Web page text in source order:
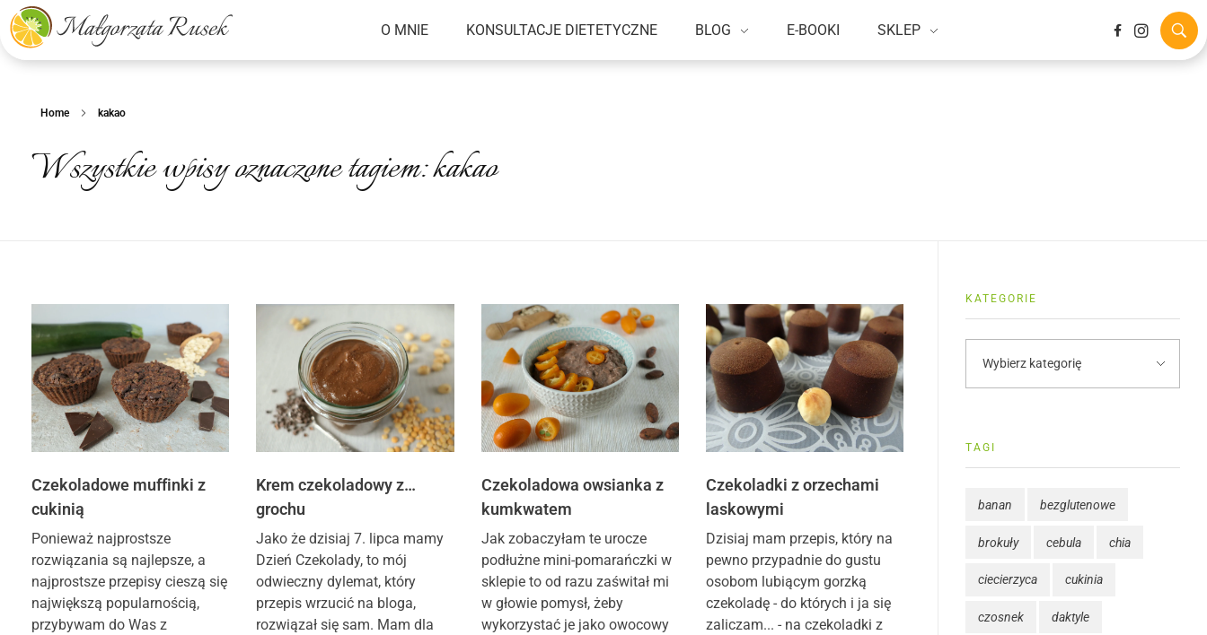
Małgorzata Rusek - dietetyk z pasją
Dietetyka kliniczna & Psychodietetyka
O MNIE KONSULTACJE DIETETYCZNE BLOG E-BOOKI SKLEP
Home kakao
Wszystkie wpisy oznaczone tagiem: kakao
Czekoladowe muffinki z
cukinią
Ponieważ najprostsze
rozwiązania są najlepsze, a
najprostsze przepisy cieszą się
największą popularnością,
przybywam do Was z
Krem czekoladowy z…
grochu
Jako że dzisiaj 7. lipca mamy
Dzień Czekolady, to mój
odwieczny dylemat, który
przepis wrzucić na bloga,
rozwiązał się sam. Mam dla
Czekoladowa owsianka z
kumkwatem
Jak zobaczyłam te urocze
podłużne mini-pomarańczki w
sklepie to od razu zaświtał mi
w głowie pomysł, żeby
wykorzystać je jako owocowy
Czekoladki z orzechami
laskowymi
Dzisiaj mam przepis, który na
pewno przypadnie do gustu
osobom lubiącym gorzką
czekoladę - do których i ja się
zaliczam... - na czekoladki z
KATEGORIE
TAGI
banan bezglutenowe
brokuły cebula chia
ciecierzyca cukinia
czosnek daktyle